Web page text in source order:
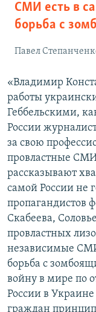
СМИ есть в
борьба с
Павел
«Владимир
работы
Геббельскими,
России
за свою
провластные
рассказывают
самой России не
пропагандистов
Скабеева,
провластных
независимые СМИ
борьба с
войну в мире по
России в
граждан